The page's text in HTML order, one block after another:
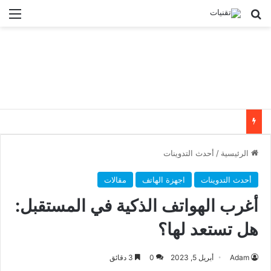
بحث عن
الرئيسية / أحدث التدوينات
أحدث التدوينات اجهزة الهاتف مقالات
أغرب الهواتف الذكية في المستقبل:
هل تستعد لها؟
Adam أبريل 5, 2023 0